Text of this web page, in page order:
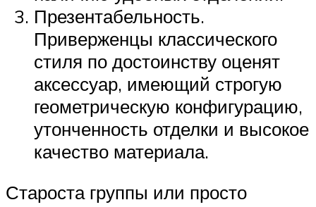
Презентабельность.
Приверженцы классического
стиля по достоинству оценят
аксессуар, имеющий строгую
геометрическую конфигурацию,
утонченность отделки и высокое
качество материала.
Староста группы или просто